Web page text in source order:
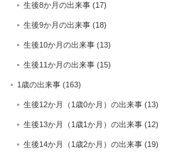
生後8か月の出来事 (17)
生後9か月の出来事 (18)
生後10か月の出来事 (13)
生後11か月の出来事 (15)
1歳の出来事 (163)
生後12か月（1歳0か月）の出来事 (13)
生後13か月（1歳1か月）の出来事 (12)
生後14か月（1歳2か月）の出来事 (19)